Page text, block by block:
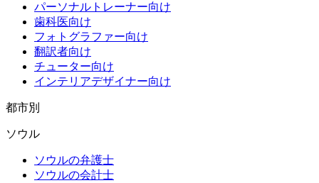
パーソナルトレーナー向け
歯科医向け
フォトグラファー向け
翻訳者向け
チューター向け
インテリアデザイナー向け
都市別
ソウル
ソウルの弁護士
ソウルの会計士